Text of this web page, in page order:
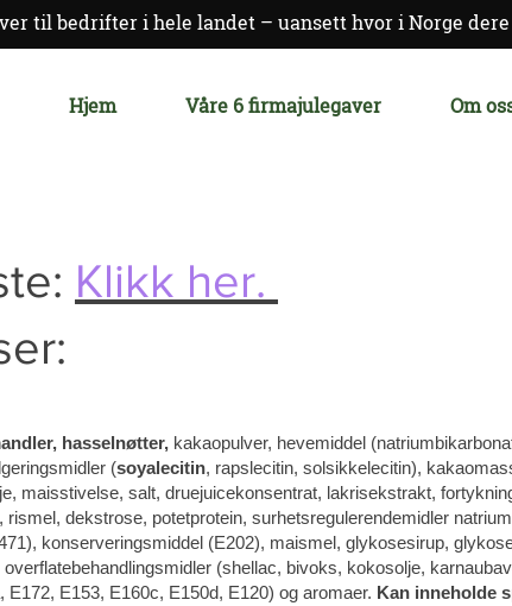
til bedrifter i hele landet – uansett hvor i Norge
Hjem Våre 6 firmajulegaver Om
Klikk her.
hasselnøtter, kakaopulver, hevemiddel
(soyalecitin, rapslecitin, solsikkelecitin),
maisstivelse, salt, druejuicekonsentrat, lakrisekstrakt,
dekstrose, potetprotein, surhetsregulerendemidler
konserveringsmiddel (E202), maismel, glykosesirup,
(shellac, bivoks, kokosolje,
E172, E153, E160c, E150d, E120) og aromaer. Kan inneholde